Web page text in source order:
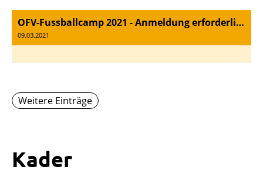
OFV-Fussballcamp 2021 - Anmeldung erforderlich
09.03.2021
Weitere Einträge
Kader